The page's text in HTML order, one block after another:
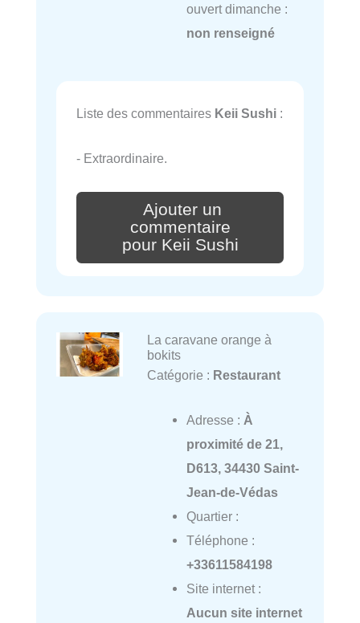
ouvert dimanche :
non renseigné
Liste des commentaires Keii Sushi :
- Extraordinaire.
Ajouter un
commentaire
pour Keii Sushi
La caravane orange à
bokits
Catégorie : Restaurant
Adresse : À
proximité de 21,
D613, 34430 Saint-
Jean-de-Védas
Quartier :
Téléphone :
+33611584198
Site internet :
Aucun site internet